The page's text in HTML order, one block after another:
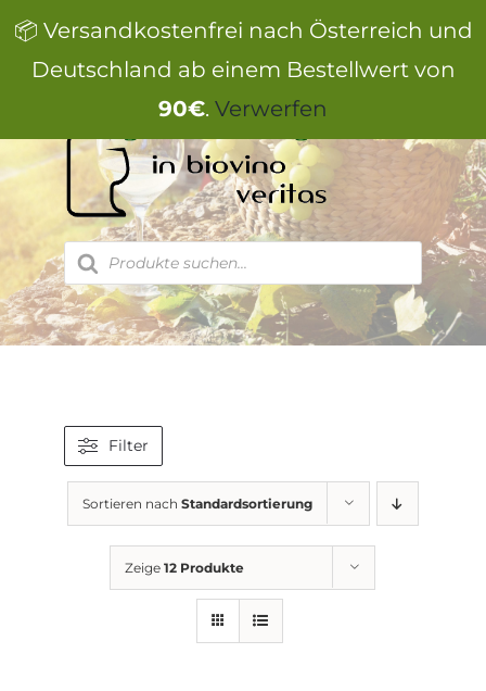
📦 Versandkostenfrei nach Österreich und
Deutschland ab einem Bestellwert von
90€. Verwerfen
Inhalt
springen
Products
search
Filter
Sortieren nach Standardsortierung
Zeige12 Produkte